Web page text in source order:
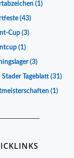
(1)
(43)
Cup (3)
(1)
(3)
Stader Tageblatt (31)
(1)